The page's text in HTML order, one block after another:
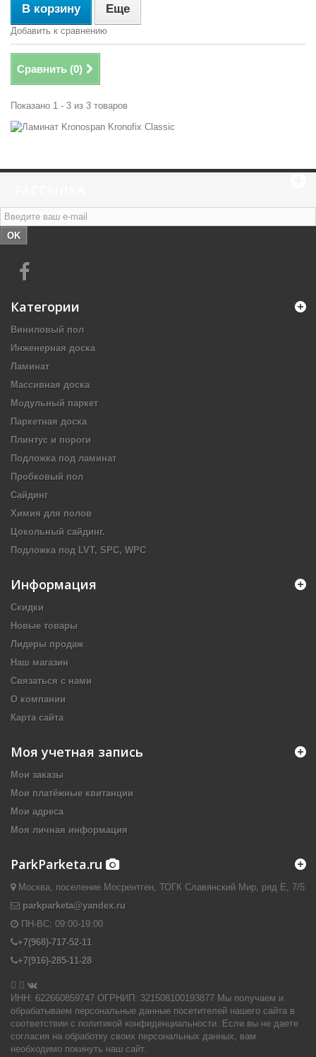
В корзину Еще
Добавить к сравнению
Сравнить (0)
Показано 1 - 3 из 3 товаров
OK
Категории
Виниловый пол
Инженерная доска
Ламинат
Массивная доска
Модульный паркет
Паркетная доска
Плинтус и пороги
Подложка под ламинат
Пробковый пол
Сайдинг
Химия для полов
Цокольный сайдинг.
Подложка под LVT, SPC, WPC
Информация
Скидки
Новые товары
Лидеры продаж
Наш магазин
Связаться с нами
О компании
Карта сайта
Моя учетная запись
Мои заказы
Мои платёжные квитанции
Мои адреса
Моя личная информация
ParkParketa.ru
Москва, поселение Мосрентген, ТОГК Славянский Мир, ряд Е, 7/5
parkparketa@yandex.ru
ПН-ВС: 09:00-19:00
+7(968)-717-52-11
+7(916)-285-11-28
 
ИНН: 622660859747 ОГРНИП: 321508100193877 Мы получаем и
обрабатываем персональные данные посетителей нашего сайта в
соответствии с политикой конфиденциальности. Если вы не даете
согласия на обработку своих персональных данных, вам
необходимо покинуть наш сайт.